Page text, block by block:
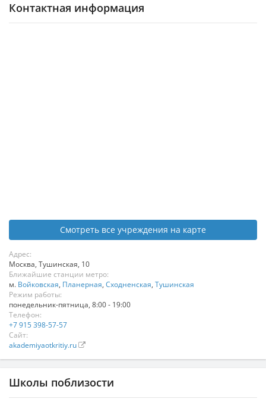
Контактная информация
Смотреть все учреждения на карте
Адрес:
Москва, Тушинская, 10
Ближайшие станции метро:
м. Войковская, Планерная, Сходненская, Тушинская
Режим работы:
понедельник-пятница, 8:00 - 19:00
Телефон:
+7 915 398-57-57
Сайт:
akademiyaotkritiy.ru
Школы поблизости